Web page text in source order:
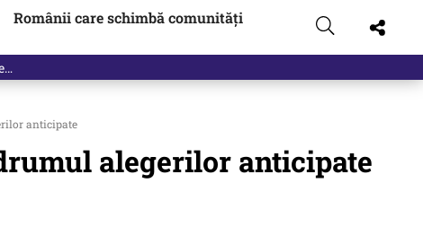
Românii care schimbă comunități
anticipate
alegerilor anticipate